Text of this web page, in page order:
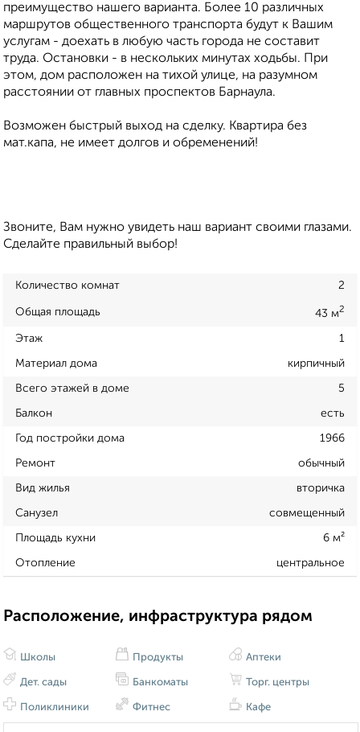
преимущество нашего варианта. Более 10 различных
маршрутов общественного транспорта будут к Вашим
услугам - доехать в любую часть города не составит
труда. Остановки - в нескольких минутах ходьбы. При
этом, дом расположен на тихой улице, на разумном
расстоянии от главных проспектов Барнаула.
Возможен быстрый выход на сделку. Квартира без
мат.капа, не имеет долгов и обременений!
Звоните, Вам нужно увидеть наш вариант своими глазами.
Сделайте правильный выбор!
Количество комнат 2
Общая площадь 43 м2
Этаж 1
Материал дома кирпичный
Всего этажей в доме 5
Балкон есть
Год постройки дома 1966
Ремонт обычный
Вид жилья вторичка
Санузел совмещенный
Площадь кухни 6 м²
Отопление центральное
Расположение, инфраструктура рядом
Школы
Дет. сады
Поликлиники
Продукты
Банкоматы
Фитнес
Аптеки
Торг. центры
Кафе